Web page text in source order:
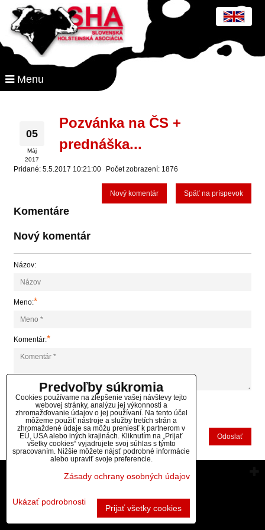
Menu
05
Máj
2017
Pozvánka na ČS +
prednáška...
Pridané: 5.5.2017 10:21:00 Počet zobrazení: 1876
Späť na príspevok
Nový komentár
Komentáre
Nový komentár
Názov:
Meno:*
Komentár:*
*(Povinné)
Odoslať
Vytvorené pomocou: BiznisWeb.sk
Predvoľby súkromia
Cookies používame na zlepšenie vašej návštevy tejto
webovej stránky, analýzu jej výkonnosti a
zhromažďovanie údajov o jej používaní. Na tento účel
môžeme použiť nástroje a služby tretích strán a
zhromaždené údaje sa môžu preniesť k partnerom v
EÚ, USA alebo iných krajinách. Kliknutím na „Prijať
všetky cookies“ vyjadrujete svoj súhlas s týmto
spracovaním. Nižšie môžete nájsť podrobné informácie
alebo upraviť svoje preferencie.
Zásady ochrany osobných údajov
Ukázať podrobnosti
Prijať všetky cookies